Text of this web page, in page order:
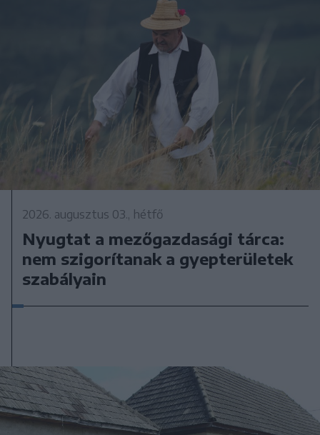
2026. augusztus 03., hétfő
Nyugtat a mezőgazdasági tárca:
nem szigorítanak a gyepterületek
szabályain